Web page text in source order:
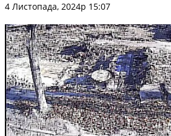
4 Листопада, 2024р 15:07